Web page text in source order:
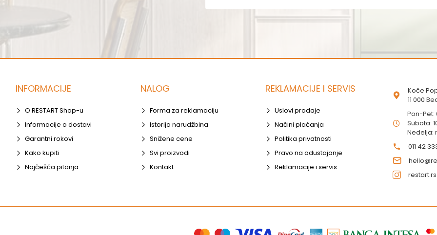
INFORMACIJE
O RESTART Shop-u
Informacije o dostavi
Garantni rokovi
Kako kupiti
Najčešća pitanja
NALOG
Forma za reklamaciju
Istorija narudžbina
Snižene cene
Svi proizvodi
Kontakt
REKLAMACIJE I SERVIS
Uslovi prodaje
Načini plaćanja
Politika privatnosti
Pravo na odustajanje
Reklamacije i servis
Koče
11 000
Pon-Pet:
Subota:
Nedelja:
011 42
restart.rs